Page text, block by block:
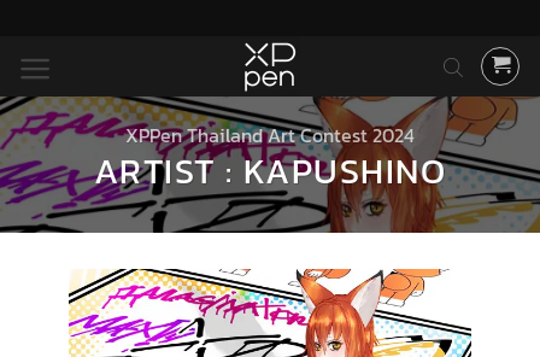
ยัง
เนื้อหา
XPPen Thailand Art Contest 2024
ARTIST : KAPUSHINO